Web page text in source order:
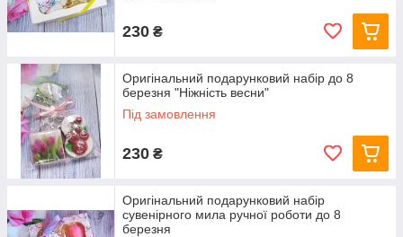
230 ₴
Оригінальний подарунковий набір до 8
березня "Ніжність весни"
Під замовлення
230 ₴
Оригінальний подарунковий набір
сувенірного мила ручної роботи до 8
березня